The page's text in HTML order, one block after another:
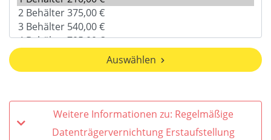
Auswählen
Weitere Informationen zu: Regelmäßige
Datenträgervernichtung Erstaufstellung